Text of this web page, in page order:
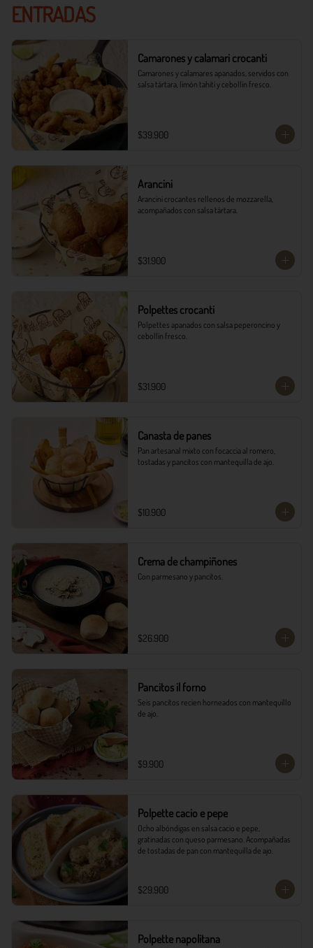
ENTRADAS
Camarones y calamari crocanti
Camarones y calamares apanados, servidos con
salsa tártara, limón tahití y cebollín fresco.
$39.900
Arancini
Arancini crocantes rellenos de mozzarella,
acompañados con salsa tártara.
$31.900
Polpettes crocanti
Polpettes apanados con salsa peperoncino y
cebollín fresco.
$31.900
Canasta de panes
Pan artesanal mixto con focaccia al romero,
tostadas y pancitos con mantequilla de ajo.
$10.900
Crema de champiñones
Con parmesano y pancitos.
$26.900
Pancitos il forno
Seis pancitos recien horneados con mantequillo
de ajo.
$9.900
Polpette cacio e pepe
Ocho albóndigas en salsa cacio e pepe,
gratinadas con queso parmesano. Acompañadas
de tostadas de pan con mantequilla de ajo.
$29.900
Polpette napolitana